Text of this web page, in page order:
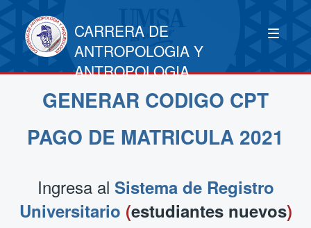
CARRERA DE
ANTROPOLOGIA Y
ANTROPOLOGIA
GENERAR CODIGO CPT
PAGO DE MATRICULA 2021
Ingresa al Sistema de Registro
Universitario (estudiantes nuevos)